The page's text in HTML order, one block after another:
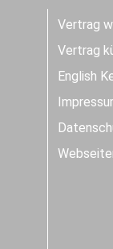
Vertrag
Vertrag
English